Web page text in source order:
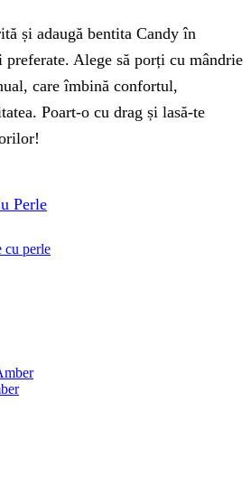
și adaugă bentita Candy în
preferate. Alege să porți cu mândrie
care îmbină confortul,
Poart-o cu drag și lasă-te
Perle
cu perle